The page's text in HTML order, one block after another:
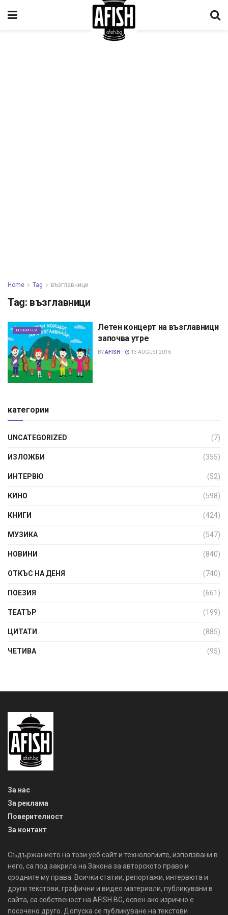
Home Tag възглавници
Tag: възглавници
НОВИНИ
Летен концерт на възглавници
започва утре
BYAFISH 13 AUGUST 2016
категории
UNCATEGORIZED (7)
ИЗЛОЖБИ (355)
ИНТЕРВЮ (52)
КИНО (598)
КНИГИ (424)
МУЗИКА (547)
НОВИНИ (840)
ОТКЪС НА ДЕНЯ (740)
ПОЕЗИЯ (661)
ТЕАТЪР (199)
ЦИТАТИ (885)
ЧЕТИВА (95)
За нас
За реклама
Поверителност
За контакт
Съдържанието на този уеб сайт и технологиите, използвани в
него, са под закрила на Закона за авторското право и
сродните му права. Всички статии, репортажи, интервюта и
други текстови, графични и видео материали, публикувани в
сайта, са собственост на AFISH.BG, освен ако изрично е
посочено друго. Допуска се публикуване на текстови